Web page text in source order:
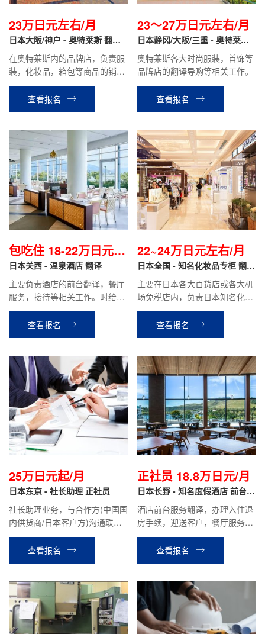
23万日元左右/月
日本大阪/神户 - 奥特莱斯 翻译
导购
在奥特莱斯内的品牌店，负责服
装，化妆品，箱包等商品的销售
翻译，商品整理，在库管理等工
作。时给1300日元~1500日元，
月收入税前约23万日元左右
查看报名
23～27万日元左右/月
日本静冈/大阪/三重 - 奥特莱斯
品牌专柜 翻译导购
奥特莱斯各大时尚服装，首饰等
品牌店的翻译导购等相关工作。
查看报名
包吃住 18-22万日元/
月
日本关西 - 温泉酒店 翻译
主要负责酒店的前台翻译，餐厅
服务，接待等相关工作。时给制
1050~1200日元/小时，月收
入：包住18~22万日元。
查看报名
22~24万日元左右/月
日本全国 - 知名化妆品专柜 翻译
导购
主要在日本各大百货店或各大机
场免税店内，负责日本知名化妆
品品牌的销售翻译工作。
查看报名
25万日元起/月
日本东京 - 社长助理 正社员
社长助理业务，与合作方(中国国
内供货商/日本客户方)沟通联
络，翻译，开车与社长同行拜访
客户，公司内部联络协调，与千
叶仓库进行货物部品调配等相关
查看报名
正社员 18.8万日元/月
日本长野 - 知名度假酒店 前台翻
酒店前台服务翻译，办理入住退
房手续，迎送客户，餐厅服务，
礼品店销售等酒店安排的相关工
查看报名